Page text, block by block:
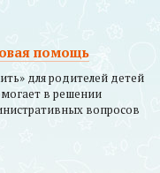
помощь
для родителей детей
в решении
вопросов